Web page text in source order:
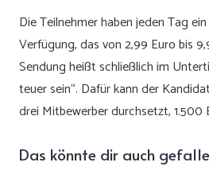
Die Teilnehmer haben jeden Tag
Verfügung, das von 2,99 Euro bis
Sendung heißt schließlich im
teuer sein“. Dafür kann der
drei Mitbewerber durchsetzt, 1.500
Das könnte dir auch